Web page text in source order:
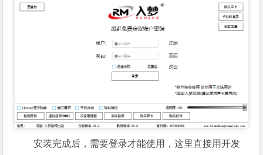
安装完成后，需要登录才能使用，这里直接用开发